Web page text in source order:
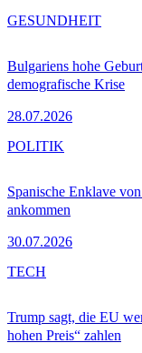
Bulgariens hohe
demografische Krise
28.07.2026
GESUNDHEIT
Spanische Enklave
ankommen
30.07.2026
POLITIK
Trump sagt, die EU
hohen Preis“ zahlen
TECH